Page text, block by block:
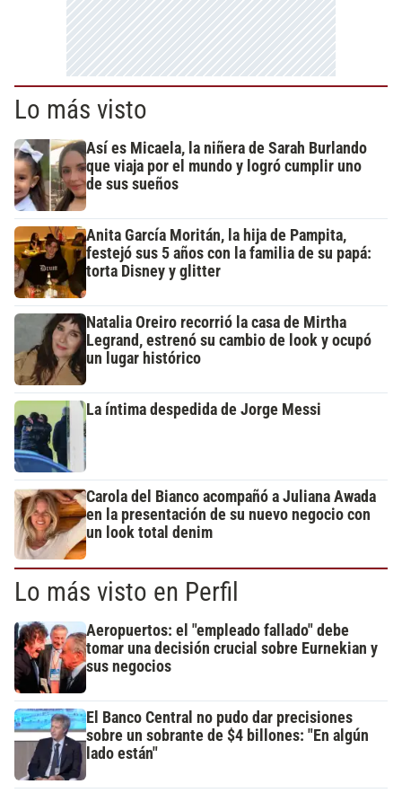
Lo más visto
Así es Micaela, la niñera de Sarah Burlando
que viaja por el mundo y logró cumplir uno
de sus sueños
Anita García Moritán, la hija de Pampita,
festejó sus 5 años con la familia de su papá:
torta Disney y glitter
Natalia Oreiro recorrió la casa de Mirtha
Legrand, estrenó su cambio de look y ocupó
un lugar histórico
La íntima despedida de Jorge Messi
Carola del Bianco acompañó a Juliana Awada
en la presentación de su nuevo negocio con
un look total denim
Lo más visto en Perfil
Aeropuertos: el "empleado fallado" debe
tomar una decisión crucial sobre Eurnekian y
sus negocios
El Banco Central no pudo dar precisiones
sobre un sobrante de $4 billones: "En algún
lado están"